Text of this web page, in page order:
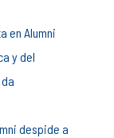
en Alumni
y del
despide a